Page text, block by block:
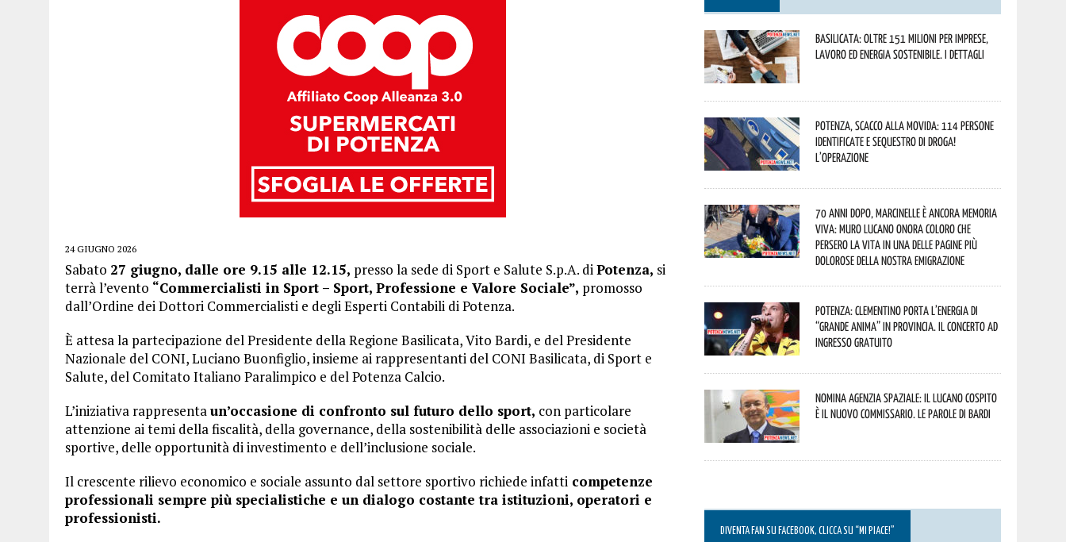
24 GIUGNO 2026
Sabato 27 giugno, dalle ore 9.15 alle 12.15, presso la sede di Sport e Salute S.p.A. diPotenza, si
terrà l’evento “Commercialisti in Sport – Sport, Professione e Valore Sociale”, promosso
dall’Ordine dei Dottori Commercialisti e degli Esperti Contabili di Potenza.
È attesa la partecipazione del Presidente della Regione Basilicata, Vito Bardi, e del Presidente
Nazionale del CONI, Luciano Buonfiglio, insieme ai rappresentanti del CONI Basilicata, di Sport e
Salute, del Comitato Italiano Paralimpico e del Potenza Calcio.
L’iniziativa rappresentaun’occasione di confronto sul futuro dello sport, con particolare
attenzione ai temi della fiscalità, della governance, della sostenibilità delle associazioni e società
sportive, delle opportunità di investimento e dell’inclusione sociale.
Il crescente rilievo economico e sociale assunto dal settore sportivo richiede infatti competenze
professionali sempre più specialistiche e un dialogo costante tra istituzioni, operatori e
professionisti.
Basilicata: oltre 151 milioni per imprese,
lavoro ed energia sostenibile. I dettagli
Potenza, scacco alla movida: 114 persone
identificate e sequestro di droga!
L’operazione
70 anni dopo, Marcinelle è ancora memoria
viva: Muro Lucano onora coloro che
persero la vita in una delle pagine più
dolorose della nostra emigrazione
Potenza: Clementino porta l’energia di
“Grande Anima” in provincia. Il concerto ad
ingresso gratuito
Nomina Agenzia Spaziale: il lucano Cospito
è il nuovo commissario. Le parole di Bardi
DIVENTA FAN SU FACEBOOK, CLICCA SU “MI PIACE!”